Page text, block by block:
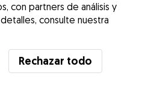
con partners de análisis y
consulte nuestra
Rechazar todo